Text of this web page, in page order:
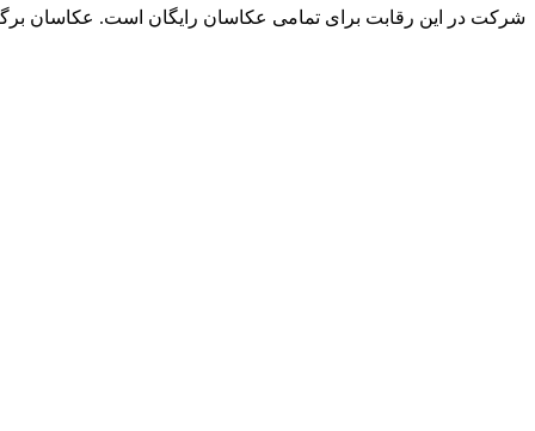
شرکت در این رقابت برای تمامی عکاسان رایگان است. عکاسان برگزیده در